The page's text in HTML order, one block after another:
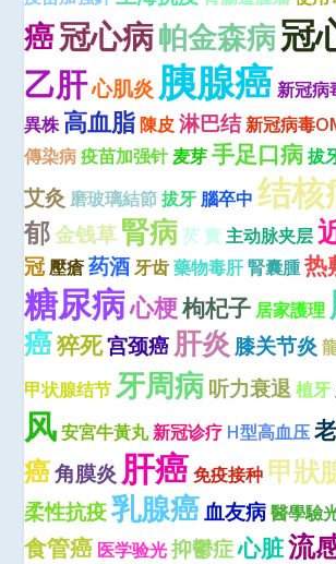
癌冠心病帕金森病冠
乙肝心肌炎胰腺癌 新冠病
異株 高血脂 陳皮 淋巴结新冠病毒
傳染病 疫苗加强针麦芽 手足口病 拔
艾灸 磨玻璃結節 拔牙 腦卒中 结核
郁金钱草腎病 芡 實 主动脉夹层
冠壓瘡 药酒 牙齿 藥物毒肝腎囊腫热
糖尿病心梗枸杞子 居家護理
癌猝死宫颈癌肝炎 膝关节炎
甲状腺结节 牙周病听力衰退 植牙
风 安宮牛黃丸新冠诊疗 H型高血压
癌角膜炎肝癌 免疫接种 甲狀
柔性抗疫乳腺癌血友病 醫學驗
食管癌 医学验光 抑鬱症心脏流